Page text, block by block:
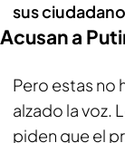
sus
Acusan a
Pero estas no
alzado la voz.
piden que el